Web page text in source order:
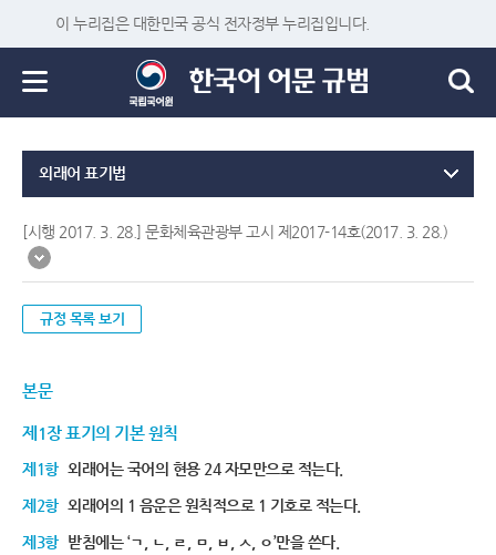
이 누리집은 대한민국 공식 전자정부 누리집입니다.
외래어 표기법
[시행 2017. 3. 28.] 문화체육관광부 고시 제2017-14호(2017. 3. 28.)
규정 목록 보기
본문
제1장 표기의 기본 원칙
제1항 외래어는 국어의 현용 24 자모만으로 적는다.
제2항 외래어의 1 음운은 원칙적으로 1 기호로 적는다.
제3항 받침에는 ‘ㄱ, ㄴ, ㄹ, ㅁ, ㅂ, ㅅ, ㅇ’만을 쓴다.